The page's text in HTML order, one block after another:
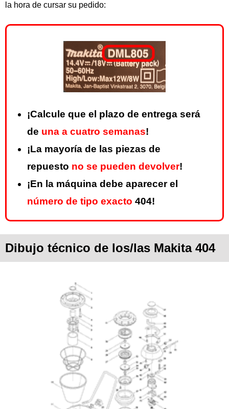
la hora de cursar su pedido:
¡Calcule que el plazo de entrega será
de una a cuatro semanas!
¡La mayoría de las piezas de
repuesto no se pueden devolver!
¡En la máquina debe aparecer el
número de tipo exacto 404!
Dibujo técnico de los/las Makita 404